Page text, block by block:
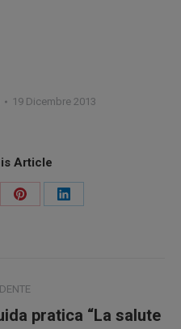
19 Dicembre 2013
Article
CondividiCondividi
pratica “La salute